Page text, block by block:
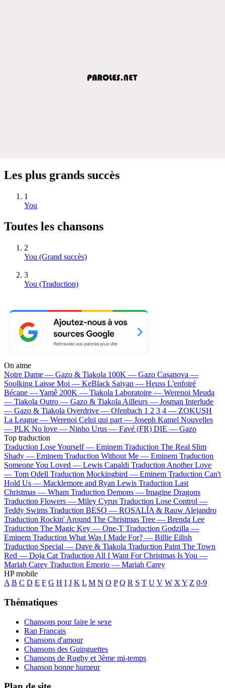
Les plus grands succès
1
You
Toutes les chansons
2
You (Grand succès)
3
You (Traduction)
On aime
Notre Dame — Gazo & Tiakola 100K — Gazo Casanova —
Soolking Laisse Moi — KeBlack Saiyan — Heuss L'enfoiré
Bécane —Yamê 200K — Tiakola Laboratoire — Werenoi Meuda
— Tiakola Outro — Gazo & Tiakola Ailleurs — Josman Interlude
— Gazo & Tiakola Overdrive — Ofenbach 1 2 3 4 — ZOKUSH
La League — Werenoi Celui qui part — Joseph Kamel Nouvelles
— PLK No love — Ninho Urus — Favé (FR) DIE — Gazo
Top traduction
Traduction Lose Yourself — Eminem Traduction The Real Slim
Shady — Eminem Traduction Without Me — Eminem Traduction
Someone You Loved — Lewis Capaldi Traduction Another Love
— Tom Odell Traduction Mockingbird — Eminem Traduction Can't
Hold Us — Macklemore and Ryan Lewis Traduction Last
Christmas — Wham Traduction Demons — Imagine Dragons
Traduction Flowers — Miley Cyrus Traduction Lose Control —
Teddy Swims Traduction BESO — ROSALÍA & Rauw Alejandro
Traduction Rockin' Around The Christmas Tree — Brenda Lee
Traduction The Magic Key — One-T Traduction Godzilla —
Eminem Traduction What Was I Made For? — Billie Eilish
Traduction Special — Dave & Tiakola Traduction Paint The Town
Red — Doja Cat Traduction All I Want For Christmas Is You —
Mariah Carey Traduction Emorio — Mariah Carey
HP mobile
A B C D E F G H I J K L M N O P Q R S T U V W X Y Z 0-9
Thématiques
Chansons pour faire le sexe
Rap Français
Chansons d'amour
Chansons des Guinguettes
Chansons de Rugby et 3ème mi-temps
Chanson bonne humeur